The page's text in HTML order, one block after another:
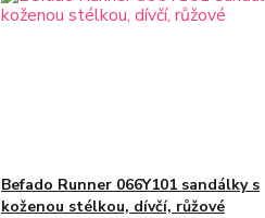
Befado Runner 066Y101 sandálky s
koženou stélkou, dívčí, růžové